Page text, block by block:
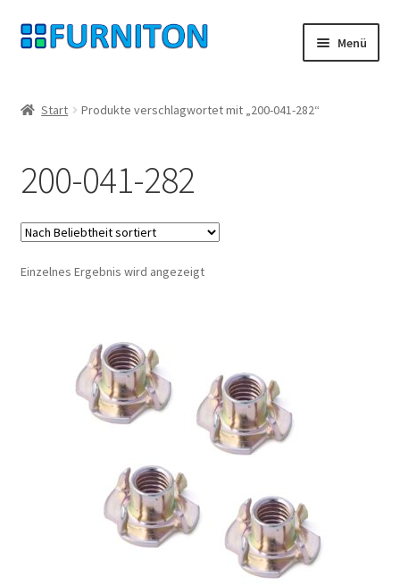
Zur
Navigation
Zum
Inhalt
Menü
Datenschutz
Widerrufsrecht
Kontakt
Start Produkte verschlagwortet mit „200-041-282“
200-041-282
Einzelnes Ergebnis wird angezeigt